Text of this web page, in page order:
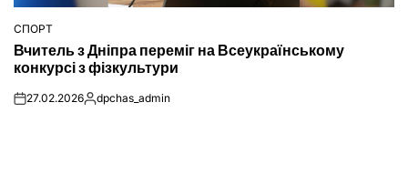
ОПУБЛІКУВАТИ
У
СПОРТ
Вчитель з Дніпра переміг на Всеукраїнському
конкурсі з фізкультури
on27.02.2026Опубліковано
dpchas_admin